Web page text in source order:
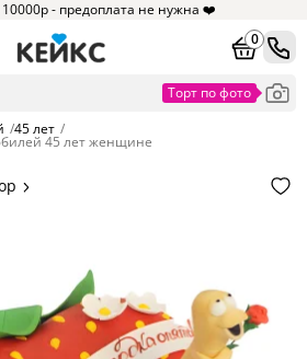
10000р - предоплата не нужна ❤️
0
/45 лет /
45 лет женщине